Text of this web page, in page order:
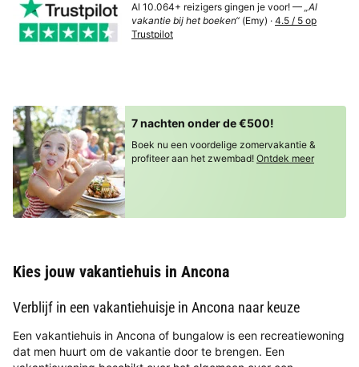
Al 10.064+ reizigers gingen je voor! — „Al
vakantie bij het boeken“ (Emy) · 4.5 / 5 op
Trustpilot
7 nachten onder de €500!
Boek nu een voordelige zomervakantie &
profiteer aan het zwembad! Ontdek meer
Kies jouw vakantiehuis in Ancona
Verblijf in een vakantiehuisje in Ancona naar keuze
Een vakantiehuis in Ancona of bungalow is een recreatiewoning
dat men huurt om de vakantie door te brengen. Een